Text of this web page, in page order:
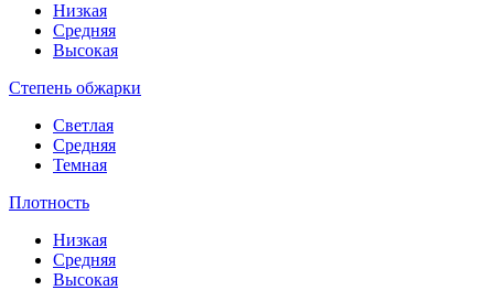
Низкая
Средняя
Высокая
Степень обжарки
Светлая
Средняя
Темная
Плотность
Низкая
Средняя
Высокая